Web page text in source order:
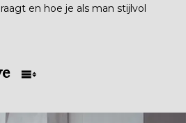
en hoe je als man stijlvol